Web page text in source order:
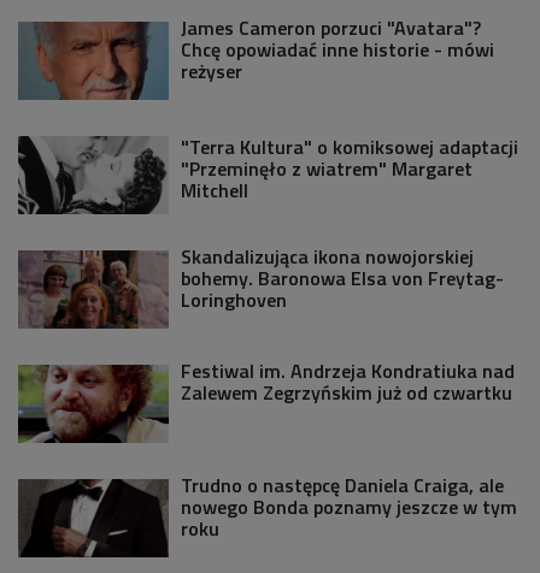
James Cameron porzuci "Avatara"?
Chcę opowiadać inne historie - mówi
reżyser
"Terra Kultura" o komiksowej adaptacji
"Przeminęło z wiatrem" Margaret
Mitchell
Skandalizująca ikona nowojorskiej
bohemy. Baronowa Elsa von Freytag-
Loringhoven
Festiwal im. Andrzeja Kondratiuka nad
Zalewem Zegrzyńskim już od czwartku
Trudno o następcę Daniela Craiga, ale
nowego Bonda poznamy jeszcze w tym
roku